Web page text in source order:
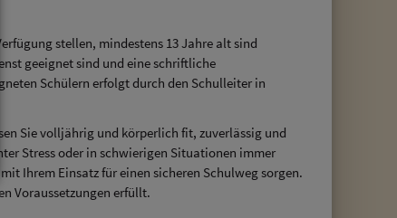
stellen, mindestens 13 Jahre alt sind
geeignet sind und eine schriftliche
Schülern erfolgt durch den Schulleiter in
Sie volljährig und körperlich fit, zuverlässig und
Stress oder in schwierigen Situationen immer
Ihrem Einsatz für einen sicheren Schulweg sorgen.
Voraussetzungen erfüllt.